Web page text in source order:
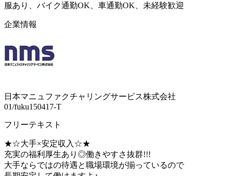
服あり、バイク通勤OK、車通勤OK、未経験歓迎
企業情報
日本マニュファクチャリングサービス株式会社
01/fuku150417-T
フリーテキスト
★☆大手×安定収入☆★
充実の福利厚生あり◎働きやすさ抜群!!!
大手ならではの待遇と職場環境が揃っているので